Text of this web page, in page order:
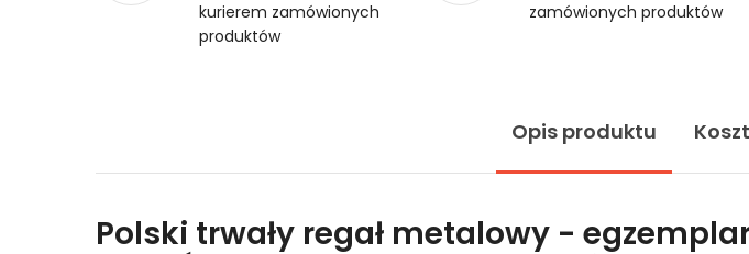
kurierem zamówionych
produktów
zamówionych produktów
Opis produktu
Polski trwały regał metalowy -